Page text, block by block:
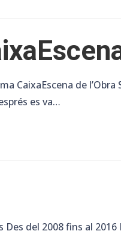
CaixaEscena de
es va…
del 2008 fins al